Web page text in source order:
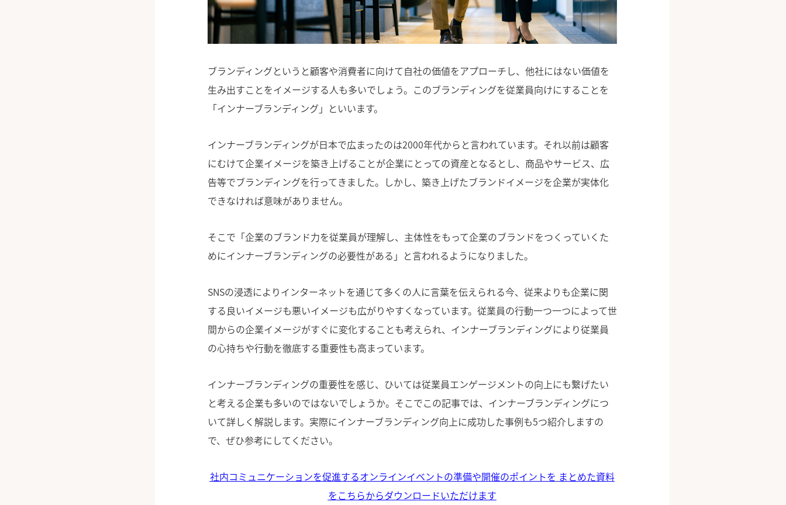
ブランディングというと顧客や消費者に向けて自社の価値をアプローチし、他社にはない価値を
生み出すことをイメージする人も多いでしょう。このブランディングを従業員向けにすることを
「インナーブランディング」といいます。
インナーブランディングが日本で広まったのは2000年代からと言われています。それ以前は顧客
にむけて企業イメージを築き上げることが企業にとっての資産となるとし、商品やサービス、広
告等でブランディングを行ってきました。しかし、築き上げたブランドイメージを企業が実体化
できなければ意味がありません。
そこで「企業のブランド力を従業員が理解し、主体性をもって企業のブランドをつくっていくた
めにインナーブランディングの必要性がある」と言われるようになりました。
SNSの浸透によりインターネットを通じて多くの人に言葉を伝えられる今、従来よりも企業に関
する良いイメージも悪いイメージも広がりやすくなっています。従業員の行動一つ一つによって世
間からの企業イメージがすぐに変化することも考えられ、インナーブランディングにより従業員
の心持ちや行動を徹底する重要性も高まっています。
インナーブランディングの重要性を感じ、ひいては従業員エンゲージメントの向上にも繋げたい
と考える企業も多いのではないでしょうか。そこでこの記事では、インナーブランディングにつ
いて詳しく解説します。実際にインナーブランディング向上に成功した事例も5つ紹介しますの
で、ぜひ参考にしてください。
社内コミュニケーションを促進するオンラインイベントの準備や開催のポイントを まとめた資料
をこちらからダウンロードいただけます